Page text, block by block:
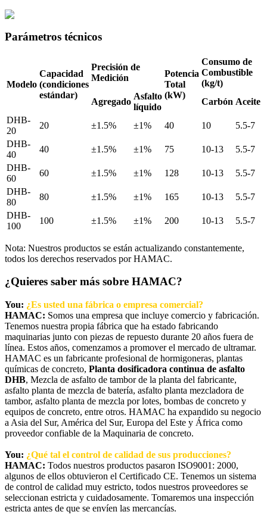
Parámetros técnicos
Modelo
Capacidad
(condiciones
estándar)
Precisión de
Medición
Potencia
Total
(kW)
Consumo de
Combustible
(kg/t)
Agregado
Asfalto
líquido
Carbón Aceite
DHB-
20
20 ±1.5% ±1% 40 10
5.5-7
DHB-
40
40 ±1.5% ±1% 75 10-13
5.5-7
DHB-
60
60 ±1.5% ±1% 128 10-13
5.5-7
DHB-
80
80 ±1.5% ±1% 165 10-13
5.5-7
DHB-
100
100 ±1.5% ±1% 200 10-13 5.5-7
Nota: Nuestros productos se están actualizando constantemente,
todos los derechos reservados por HAMAC.
¿Quieres saber más sobre HAMAC?
You: ¿Es usted una fábrica o empresa comercial?
HAMAC: Somos una empresa que incluye comercio y fabricación.
Tenemos nuestra propia fábrica que ha estado fabricando
maquinarias junto con piezas de repuesto durante 20 años fuera de
línea. Estos años, comenzamos a promover el mercado de ultramar.
HAMAC es un fabricante profesional de hormigoneras, plantas
químicas de concreto, Planta dosificadora continua de asfalto
DHB, Mezcla de asfalto de tambor de la planta del fabricante,
asfalto planta de mezcla de batería, asfalto planta mezcladora de
tambor, asfalto planta de mezcla por lotes, bombas de concreto y
equipos de concreto, entre otros. HAMAC ha expandido su negocio
a Asia del Sur, América del Sur, Europa del Este y África como
proveedor confiable de la Maquinaria de concreto.
You: ¿Qué tal el control de calidad de sus producciones?
HAMAC: Todos nuestros productos pasaron ISO9001: 2000,
algunos de ellos obtuvieron el Certificado CE. Tenemos un sistema
de control de calidad muy estricto, todos nuestros proveedores se
seleccionan estricta y cuidadosamente. Tomaremos una inspección
estricta antes de que se envíen las mercancías.